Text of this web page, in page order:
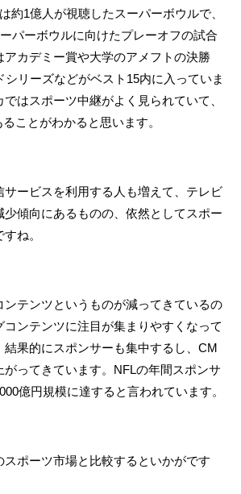
約1億人が視聴したスーパーボウルで、
パーボウルに向けたプレーオフの試合
カデミー賞や大学のアメフトの決勝
リーズなどがベスト15内に入っていま
はスポーツ中継がよく見られていて、
ことがわかると思います。
サービスを利用する人も増えて、テレビ
傾向にあるものの、依然としてスポー
ね。
ンテンツというものが減ってきているの
コンテンツに注目が集まりやすくなって
結果的にスポンサーも集中するし、CM
ってきています。NFLの年間スポンサ
億円規模に達すると言われています。
スポーツ市場と比較するといかがです